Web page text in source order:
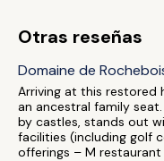
Otras reseñas
Domaine de
Arriving at this restored
an ancestral family
by castles, stands out
facilities (including golf
offerings – M